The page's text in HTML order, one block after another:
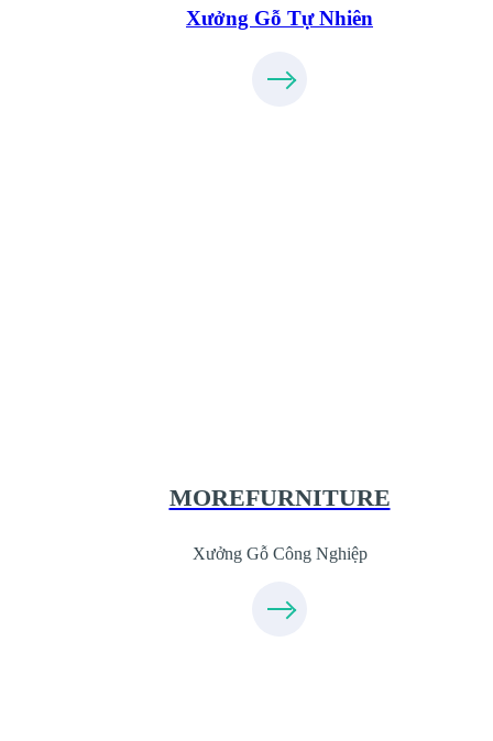
Xưởng Gỗ Tự Nhiên
MOREFURNITURE
Xưởng Gỗ Công Nghiệp